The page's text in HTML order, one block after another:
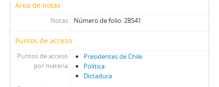
Área de notas
Notas Número de folio: 28541
Puntos de acceso
Puntos de acceso
por materia
Presidentes de Chile
Política
Dictadura